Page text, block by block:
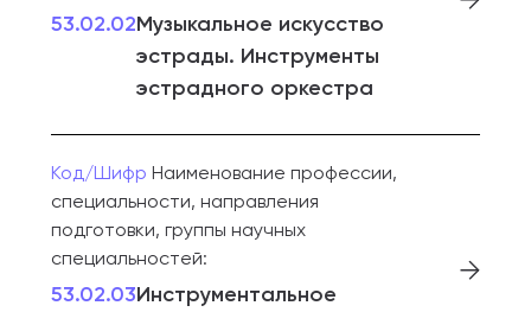
53.02.02Музыкальное искусство
эстрады. Инструменты
эстрадного оркестра
Код/Шифр Наименование профессии,
специальности, направления
подготовки, группы научных
специальностей:
53.02.03Инструментальное